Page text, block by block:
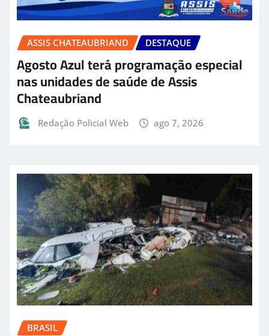
ASSIS CHATEAUBRIAND DESTAQUE
Agosto Azul terá programação especial
nas unidades de saúde de Assis
Chateaubriand
Redação Policial Web ago 7, 2026
BRASIL